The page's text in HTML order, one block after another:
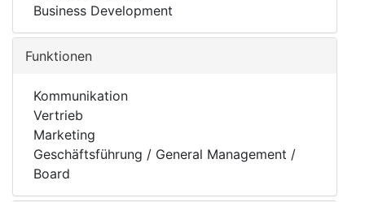
Business Development
Funktionen
Kommunikation
Vertrieb
Marketing
Geschäftsführung / General Management /
Board